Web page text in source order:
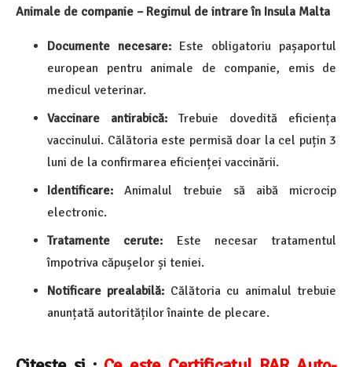
Animale de companie – Regimul de intrare în Insula Malta
Documente necesare: Este obligatoriu pașaportul
european pentru animale de companie, emis de
medicul veterinar.
Vaccinare antirabică: Trebuie dovedită eficiența
vaccinului. Călătoria este permisă doar la cel puțin 3
luni de la confirmarea eficienței vaccinării.
Identificare: Animalul trebuie să aibă microcip
electronic.
Tratamente cerute: Este necesar tratamentul
împotriva căpușelor și teniei.
Notificare prealabilă: Călătoria cu animalul trebuie
anunțată autorităților înainte de plecare.